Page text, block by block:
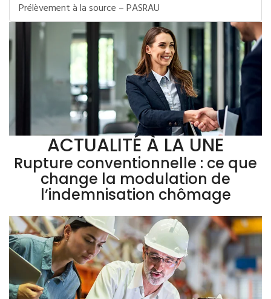
Prélèvement à la source – PASRAU
ACTUALITÉ À LA UNE
Rupture conventionnelle : ce que
change la modulation de
l’indemnisation chômage